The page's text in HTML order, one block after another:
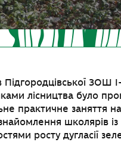
Підгородцівської ЗОШ І-
лісництва було
практичне заняття
школярів із
росту дугласії